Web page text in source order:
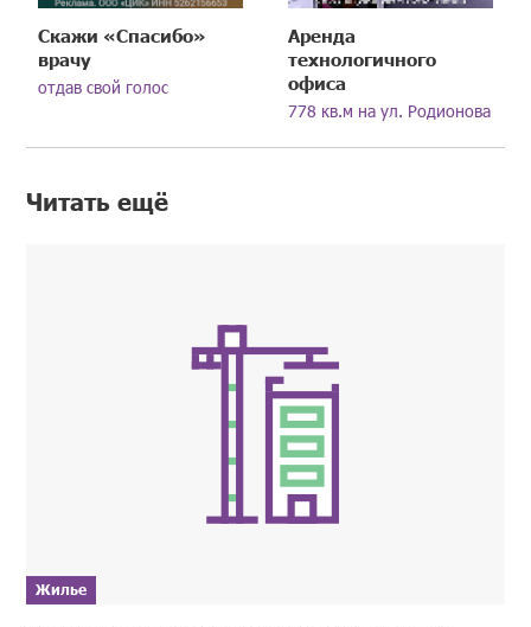
Скажи «Спасибо»
врачу
отдав свой голос
Аренда
технологичного
офиса
778 кв.м на ул. Родионова
Читать ещё
Жилье